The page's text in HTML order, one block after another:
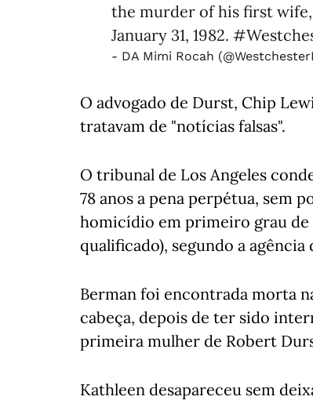
the murder of his first
January 31, 1982.
- DA Mimi Rocah
O advogado de Durst, Chip
tratavam de "notícias falsas".
O tribunal de Los Angeles
78 anos a pena perpétua, sem
homicídio em primeiro grau de
qualificado), segundo a agência
Berman foi encontrada morta
cabeça, depois de ter sido
primeira mulher de Robert
Kathleen desapareceu sem